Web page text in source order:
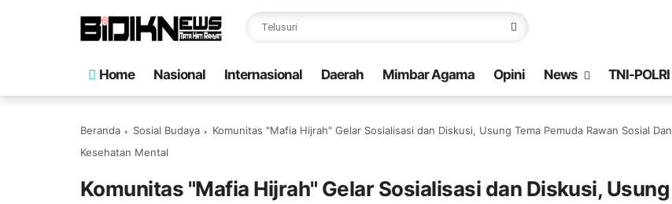
Home Nasional Internasional Daerah Mimbar Agama Opini News TNI-POLRI
Beranda Sosial Budaya
Komunitas "Mafia Hijrah" Gelar Sosialisasi dan Diskusi, Usung Tema Pemuda Rawan Sosial Dan
Kesehatan Mental
Komunitas "Mafia Hijrah" Gelar Sosialisasi dan Diskusi, Usung